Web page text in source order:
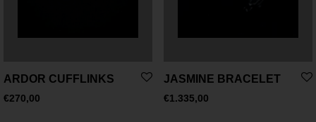
ARDOR CUFFLINKS
€270,00
JASMINE BRACELET
€1.335,00